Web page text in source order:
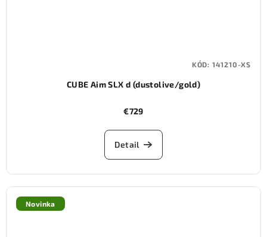
CUBE Aim SLX d (dustolive/gold)
€729
Detail
KÓD: 141210-XS
Novinka